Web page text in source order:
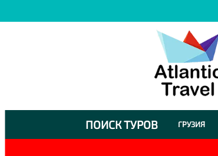
ПОИСК ТУРОВ ГРУЗИЯ